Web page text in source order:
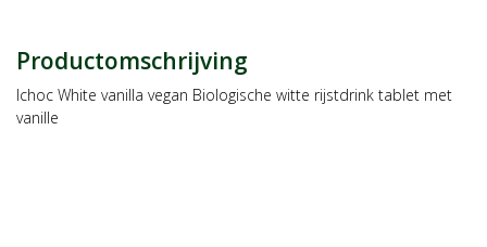
Productomschrijving
Ichoc White vanilla vegan Biologische witte rijstdrink tablet met
vanille